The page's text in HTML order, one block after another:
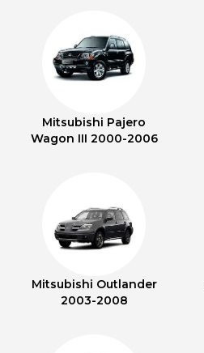
Mitsubishi Pajero
Wagon III 2000-2006
Mitsubishi Outlander
2003-2008